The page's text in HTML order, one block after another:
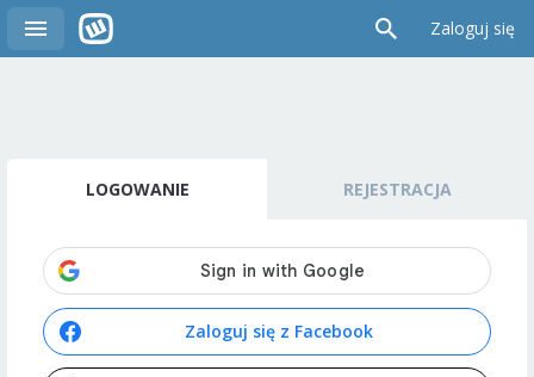
Zaloguj się
LOGOWANIE REJESTRACJA
Zaloguj się z Facebook